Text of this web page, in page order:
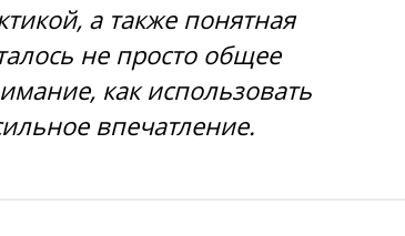
а также понятная
не просто общее
как использовать
впечатление.